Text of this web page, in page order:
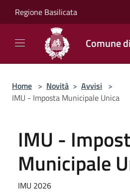
Regione Basilicata
Comune
Home > Novità > Avvisi >
IMU - Imposta Municipale Unica
IMU -
Municipale
IMU 2026